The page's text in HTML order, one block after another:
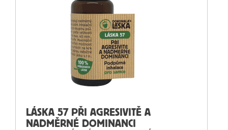
LÁSKA 57 PŘI AGRESIVITĚ A
NADMĚRNÉ DOMINANCI